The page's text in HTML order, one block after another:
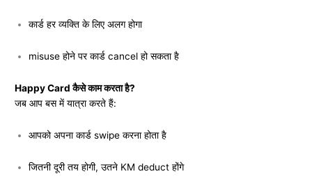
कार्ड हर व्यक्ति के लिए अलग होगा
misuse होने पर कार्ड cancel हो सकता है
Happy Card कैसे काम करता है?
जब आप बस में यात्रा करते हैं:
आपको अपना कार्ड swipe करना होता है
जितनी दूरी तय होगी, उतने KM deduct होंगे